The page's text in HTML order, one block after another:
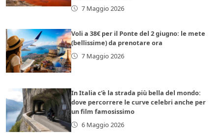
7 Maggio 2026
Voli a 38€ per il Ponte del 2 giugno: le mete
(bellissime) da prenotare ora
7 Maggio 2026
In Italia c’è la strada più bella del mondo:
dove percorrere le curve celebri anche per
un film famosissimo
6 Maggio 2026